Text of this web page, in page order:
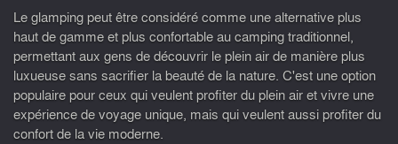
Le glamping peut être considéré comme une alternative plus
haut de gamme et plus confortable au camping traditionnel,
permettant aux gens de découvrir le plein air de manière plus
luxueuse sans sacrifier la beauté de la nature. C'est une option
populaire pour ceux qui veulent profiter du plein air et vivre une
expérience de voyage unique, mais qui veulent aussi profiter du
confort de la vie moderne.